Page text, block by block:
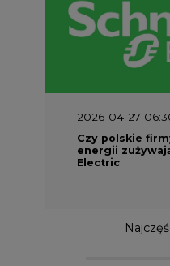
2026-04-27
Electric